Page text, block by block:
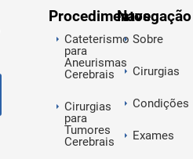
Procedimentos
Cateterismo
para
Aneurismas
Cerebrais
Cirurgias
para
Tumores
Cerebrais
Navegação
Sobre
Cirurgias
Condições
Exames